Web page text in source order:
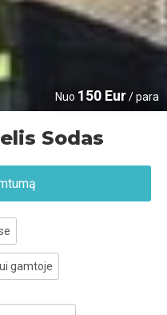
Nuo 150 Eur/ para
Sodas
gamtoje